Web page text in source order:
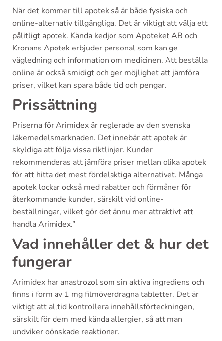
När det kommer till apotek så är både fysiska och
online-alternativ tillgängliga. Det är viktigt att välja ett
pålitligt apotek. Kända kedjor som Apoteket AB och
Kronans Apotek erbjuder personal som kan ge
vägledning och information om medicinen. Att beställa
online är också smidigt och ger möjlighet att jämföra
priser, vilket kan spara både tid och pengar.
Prissättning
Priserna för Arimidex är reglerade av den svenska
läkemedelsmarknaden. Det innebär att apotek är
skyldiga att följa vissa riktlinjer. Kunder
rekommenderas att jämföra priser mellan olika apotek
för att hitta det mest fördelaktiga alternativet. Många
apotek lockar också med rabatter och förmåner för
återkommande kunder, särskilt vid online-
beställningar, vilket gör det ännu mer attraktivt att
handla Arimidex.”
Vad innehåller det & hur det
fungerar
Arimidex har anastrozol som sin aktiva ingrediens och
finns i form av 1 mg filmöverdragna tabletter. Det är
viktigt att alltid kontrollera innehållsförteckningen,
särskilt för dem med kända allergier, så att man
undviker oönskade reaktioner.